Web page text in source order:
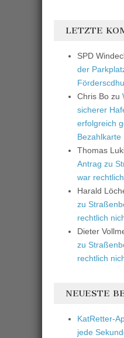
LETZTE
SPD
der
Chris Bo zu
sicherer
erfolgreich
Bezahlkarte
Thomas
Antrag zu
war
Harald
zu
rechtlich
Dieter
zu
rechtlich
NEUESTE
KatRetter-
jede